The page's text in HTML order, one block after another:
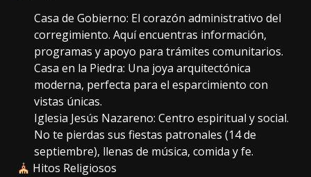
Casa de Gobierno: El corazón administrativo del
corregimiento. Aquí encuentras información,
programas y apoyo para trámites comunitarios.
Casa en la Piedra: Una joya arquitectónica
moderna, perfecta para el esparcimiento con
vistas únicas.
Iglesia Jesús Nazareno: Centro espiritual y social.
No te pierdas sus fiestas patronales (14 de
septiembre), llenas de música, comida y fe.
Hitos Religiosos